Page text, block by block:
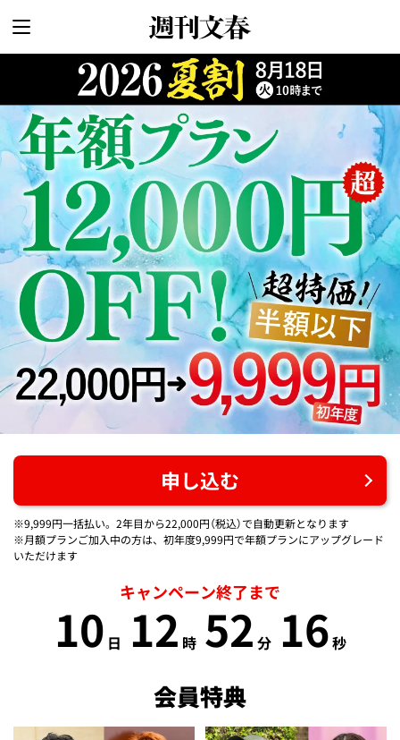
申し込む
※9,999円一括払い。2年目から22,000円（税込）で自動更新となります
※月額プランご加入中の方は、初年度9,999円で年額プランにアップグレード
いただけます
キャンペーン終了まで
10 日 12 時 52 分 16秒
会員特典